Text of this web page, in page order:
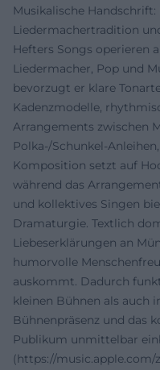
Musikalische
Liedermachertradition
Hefters Songs operieren
Liedermacher, Pop und
bevorzugt er klare
Kadenzmodelle,
Arrangements zwischen
Polka-/Schunkel-
Komposition setzt auf
während das
und kollektives Singen
Dramaturgie. Textlich
Liebeserklärungen an
humorvolle
auskommt. Dadurch
kleinen Bühnen als auch
Bühnenpräsenz und das
Publikum unmittelbar
(https://music.apple.com/